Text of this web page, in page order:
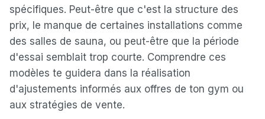
spécifiques. Peut-être que c'est la structure des
prix, le manque de certaines installations comme
des salles de sauna, ou peut-être que la période
d'essai semblait trop courte. Comprendre ces
modèles te guidera dans la réalisation
d'ajustements informés aux offres de ton gym ou
aux stratégies de vente.